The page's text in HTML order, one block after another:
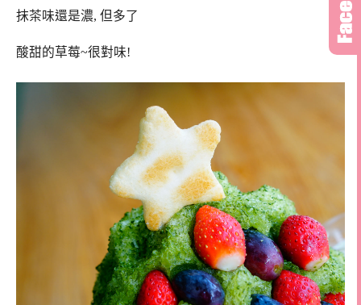
抹茶味還是濃, 但多了
酸甜的草莓~很對味!